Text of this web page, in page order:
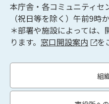
本庁舎・各コミュニティセ
（祝日等を除く）午前9時
＊部署や施設によっては
ります。 窓口開設案内 を
組